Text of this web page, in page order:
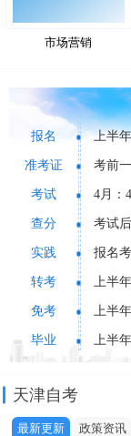
市场营销
报名
准考证
考试
查分
实践
转考
免考
毕业
上半
考前
4月：
考试
报名
上半
上半
上半
天津自考
最新更新 政策资讯